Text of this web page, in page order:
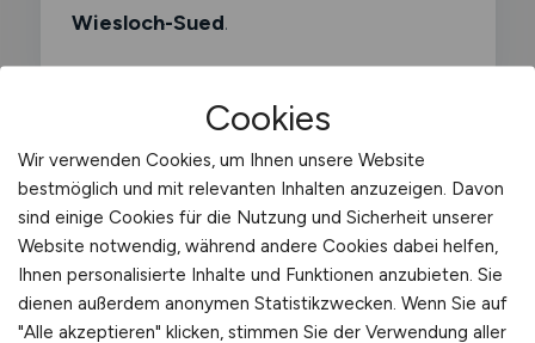
Wiesloch-Sued.
Was macht ein
Fuhrparkleiter?
Als Fuhrparkleiter verantwortest du die
gesamte Fahrzeugflotte eines
Cookies
Wir verwenden Cookies, um Ihnen unsere Website
bestmöglich und mit relevanten Inhalten anzuzeigen. Davon
sind einige Cookies für die Nutzung und Sicherheit unserer
Website notwendig, während andere Cookies dabei helfen,
Ihnen personalisierte Inhalte und Funktionen anzubieten. Sie
dienen außerdem anonymen Statistikzwecken. Wenn Sie auf
"Alle akzeptieren" klicken, stimmen Sie der Verwendung aller